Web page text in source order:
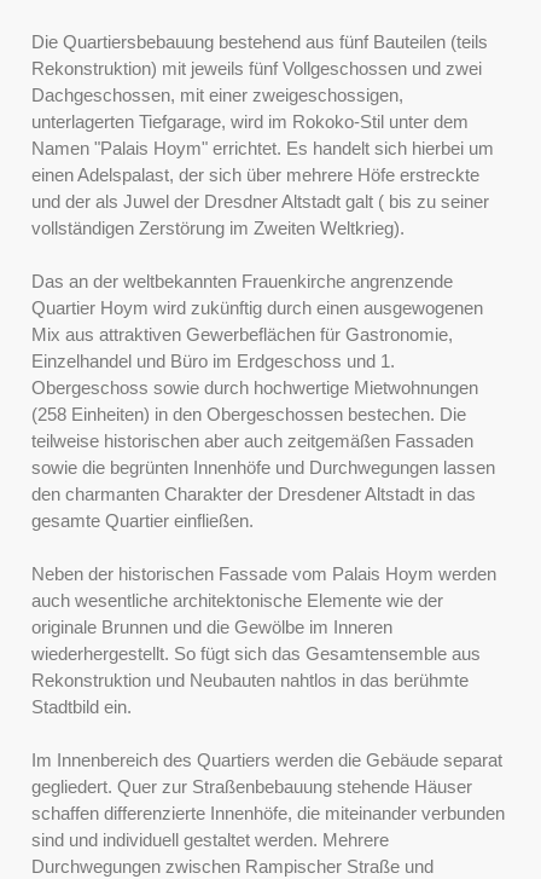
Die Quartiersbebauung bestehend aus fünf Bauteilen (teils
Rekonstruktion) mit jeweils fünf Vollgeschossen und zwei
Dachgeschossen, mit einer zweigeschossigen,
unterlagerten Tiefgarage, wird im Rokoko-Stil unter dem
Namen "Palais Hoym" errichtet. Es handelt sich hierbei um
einen Adelspalast, der sich über mehrere Höfe erstreckte
und der als Juwel der Dresdner Altstadt galt ( bis zu seiner
vollständigen Zerstörung im Zweiten Weltkrieg).
Das an der weltbekannten Frauenkirche angrenzende
Quartier Hoym wird zukünftig durch einen ausgewogenen
Mix aus attraktiven Gewerbeflächen für Gastronomie,
Einzelhandel und Büro im Erdgeschoss und 1.
Obergeschoss sowie durch hochwertige Mietwohnungen
(258 Einheiten) in den Obergeschossen bestechen. Die
teilweise historischen aber auch zeitgemäßen Fassaden
sowie die begrünten Innenhöfe und Durchwegungen lassen
den charmanten Charakter der Dresdener Altstadt in das
gesamte Quartier einfließen.
Neben der historischen Fassade vom Palais Hoym werden
auch wesentliche architektonische Elemente wie der
originale Brunnen und die Gewölbe im Inneren
wiederhergestellt. So fügt sich das Gesamtensemble aus
Rekonstruktion und Neubauten nahtlos in das berühmte
Stadtbild ein.
Im Innenbereich des Quartiers werden die Gebäude separat
gegliedert. Quer zur Straßenbebauung stehende Häuser
schaffen differenzierte Innenhöfe, die miteinander verbunden
sind und individuell gestaltet werden. Mehrere
Durchwegungen zwischen Rampischer Straße und